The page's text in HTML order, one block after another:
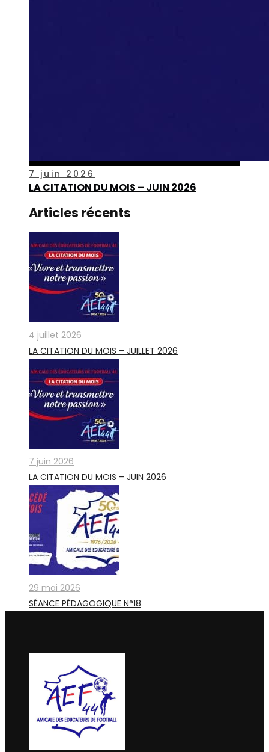
7 juin 2026
LA CITATION DU MOIS – JUIN 2026
Articles récents
4 juillet 2026
LA CITATION DU MOIS – JUILLET 2026
7 juin 2026
LA CITATION DU MOIS – JUIN 2026
29 mai 2026
SÉANCE PÉDAGOGIQUE N°18